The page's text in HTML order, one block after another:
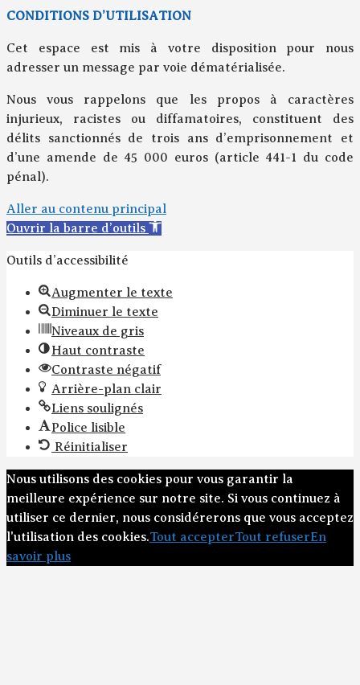
CONDITIONS D’UTILISATION
Cet espace est mis à votre disposition pour nous
adresser un message par voie dématérialisée.
Nous vous rappelons que les propos à caractères
injurieux, racistes ou diffamatoires, constituent des
délits sanctionnés de trois ans d’emprisonnement et
d’une amende de 45 000 euros (article 441-1 du code
pénal).
Aller au contenu principal
Ouvrir la barre d’outils
Outils d’accessibilité
Augmenter le texte
Diminuer le texte
Niveaux de gris
Haut contraste
Contraste négatif
Arrière-plan clair
Liens soulignés
Police lisible
Réinitialiser
Nous utilisons des cookies pour vous garantir la
meilleure expérience sur notre site. Si vous continuez à
utiliser ce dernier, nous considérerons que vous acceptez
l'utilisation des cookies.Tout accepterTout refuserEn
savoir plus